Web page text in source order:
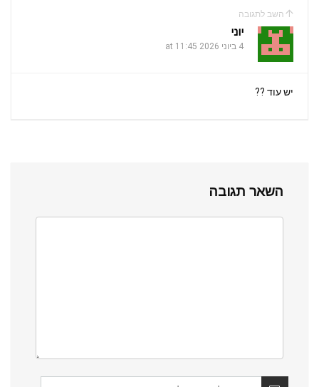
השב לתגובה
יוני
4 ביוני 2026 at 11:45
יש עוד ??
השאר תגובה